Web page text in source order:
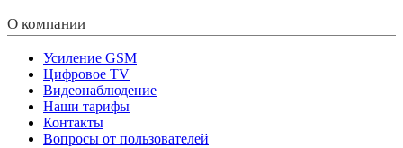
О компании
Усиление GSM
Цифровое TV
Видеонаблюдение
Наши тарифы
Контакты
Вопросы от пользователей